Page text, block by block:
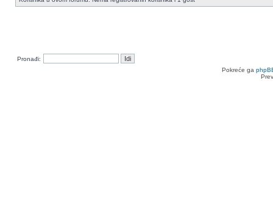
Pronađi:
Pokreće ga